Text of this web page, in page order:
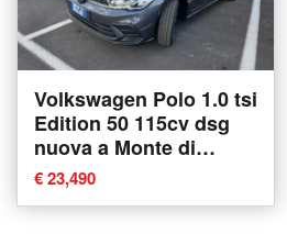
Volkswagen Polo 1.0 tsi
Edition 50 115cv dsg
nuova a Monte di
Procida
€ 23,490